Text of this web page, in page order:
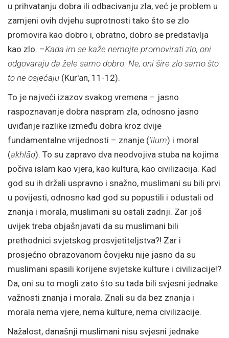
u prihvatanju dobra ili odbacivanju zla, već je problem u
zamjeni ovih dvjehu suprotnosti tako što se zlo
promovira kao dobro i, obratno, dobro se predstavlja
kao zlo. –Kada im se kaže nemojte promovirati zlo, oni
odgovaraju da žele samo dobro. Ne, oni šire zlo samo što
to ne osjećaju (Kur'an, 11-12).
To je najveći izazov svakog vremena – jasno
raspoznavanje dobra naspram zla, odnosno jasno
uviđanje razlike između dobra kroz dvije
fundamentalne vrijednosti – znanje (‘ilum) i moral
(akhlāq). To su zapravo dva neodvojiva stuba na kojima
počiva islam kao vjera, kao kultura, kao civilizacija. Kad
god su ih držali uspravno i snažno, muslimani su bili prvi
u povijesti, odnosno kad god su popustili i odustali od
znanja i morala, muslimani su ostali zadnji. Zar još
uvijek treba objašnjavati da su muslimani bili
prethodnici svjetskog prosvjetiteljstva?! Zar i
prosjećno obrazovanom čovjeku nije jasno da su
muslimani spasili korijene svjetske kulture i civilizacije!?
Da, oni su to mogli zato što su tada bili svjesni jednake
važnosti znanja i morala. Znali su da bez znanja i
morala nema vjere, nema kulture, nema civilizacije.
Nažalost, današnji muslimani nisu svjesni jednake